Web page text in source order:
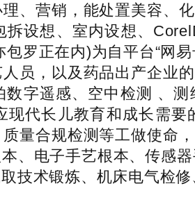
、营销，能处置美容、
设想、室内设想、
罗正在内)为自平台“网
员，以及药品出产企业
字遥感、空中检测 、
代长儿教育和成长需
量合规检测等工做使命
、电子手艺根本、传感
技术锻炼、机床电气检